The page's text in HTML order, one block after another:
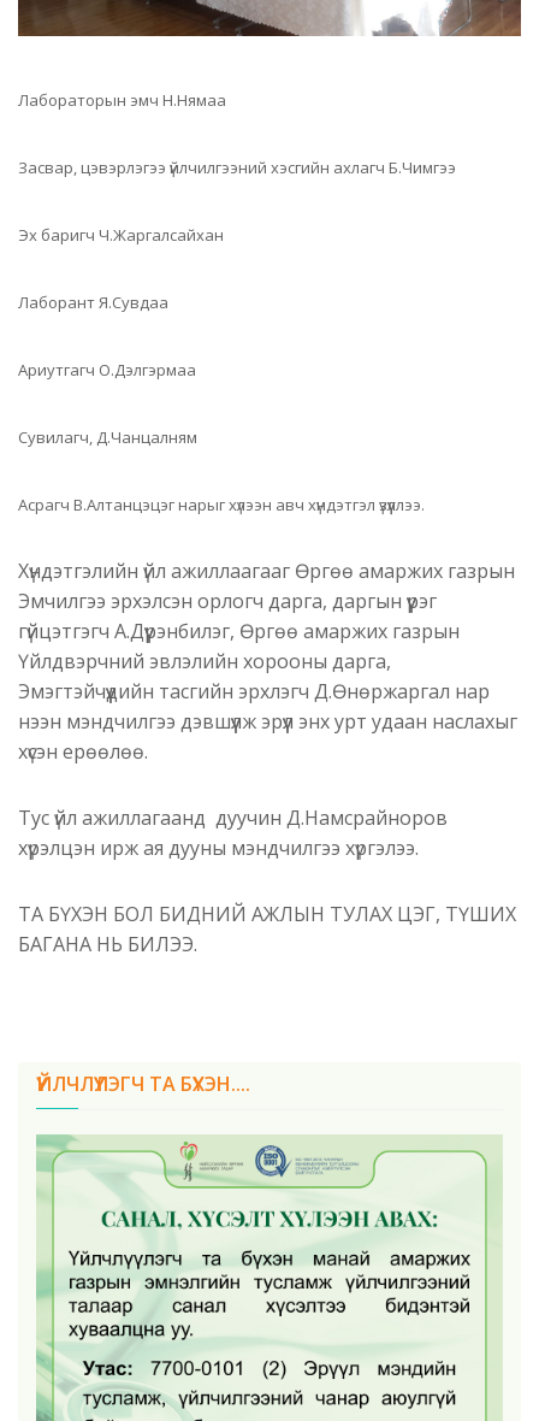
Лабораторын эмч Н.Нямаа
Засвар, цэвэрлэгээ үйлчилгээний хэсгийн ахлагч Б.Чимгээ
Эх баригч Ч.Жаргалсайхан
Лаборант Я.Сувдаа
Ариутгагч О.Дэлгэрмаа
Сувилагч, Д.Чанцалням
Асрагч В.Алтанцэцэг нарыг хүлээн авч хүндэтгэл үзүүллээ.
Хүндэтгэлийн үйл ажиллаагааг Өргөө амаржих газрын
Эмчилгээ эрхэлсэн орлогч дарга, даргын үүрэг
гүйцэтгэгч А.Дүүрэнбилэг, Өргөө амаржих газрын
Үйлдвэрчний эвлэлийн хорооны дарга,
Эмэгтэйчүүдийн тасгийн эрхлэгч Д.Өнөржаргал нар
нээн мэндчилгээ дэвшүүлж эрүүл энх урт удаан наслахыг
хүсэн ерөөлөө.
Тус үйл ажиллагаанд дуучин Д.Намсрайноров
хүрэлцэн ирж ая дууны мэндчилгээ хүргэлээ.
ТА БҮХЭН БОЛ БИДНИЙ АЖЛЫН ТУЛАХ ЦЭГ, ТҮШИХ
БАГАНА НЬ БИЛЭЭ.
ҮЙЛЧЛҮҮЛЭГЧ ТА БҮХЭН....